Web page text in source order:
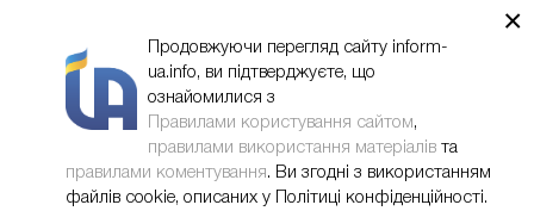
×
Продовжуючи перегляд сайту inform-
ua.info, ви підтверджуєте, що
ознайомилися з
Правилами користування сайтом,
правилами використання матеріалів та
правилами коментування. Ви згодні з використанням
файлів cookie, описаних у Політиці конфіденційності.